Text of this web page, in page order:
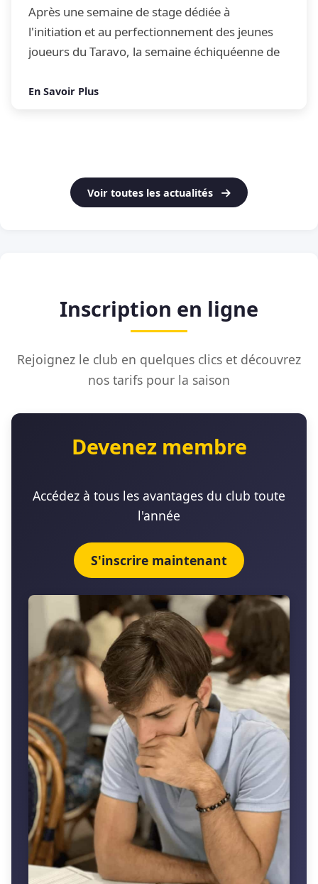
Après une semaine de stage dédiée à
l'initiation et au perfectionnement des jeunes
joueurs du Taravo, la semaine échiquéenne de
Open de blitz
En Savoir Plus
Voir toutes les actualités
Inscription en ligne
Rejoignez le club en quelques clics et découvrez
nos tarifs pour la saison
Devenez membre
Accédez à tous les avantages du club toute
l'année
S'inscrire maintenant